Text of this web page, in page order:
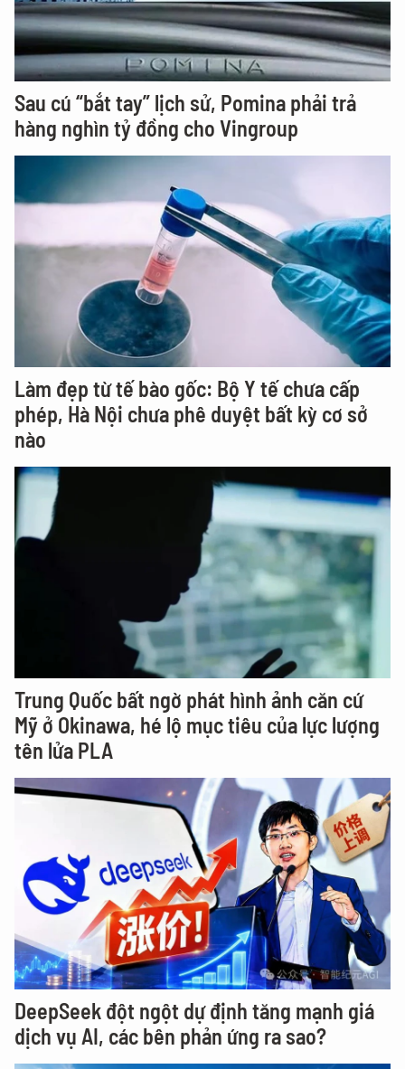
Sau cú “bắt tay” lịch sử, Pomina phải trả
hàng nghìn tỷ đồng cho Vingroup
Làm đẹp từ tế bào gốc: Bộ Y tế chưa cấp
phép, Hà Nội chưa phê duyệt bất kỳ cơ sở
nào
Trung Quốc bất ngờ phát hình ảnh căn cứ
Mỹ ở Okinawa, hé lộ mục tiêu của lực lượng
tên lửa PLA
DeepSeek đột ngột dự định tăng mạnh giá
dịch vụ AI, các bên phản ứng ra sao?